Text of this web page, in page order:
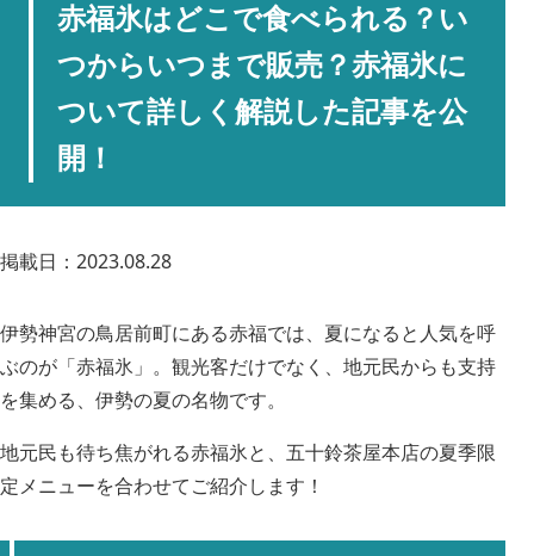
赤福氷はどこで食べられる？い
つからいつまで販売？赤福氷に
ついて詳しく解説した記事を公
開！
掲載日：2023.08.28
伊勢神宮の鳥居前町にある赤福では、夏になると人気を呼
ぶのが「赤福氷」。観光客だけでなく、地元民からも支持
を集める、伊勢の夏の名物です。
地元民も待ち焦がれる赤福氷と、五十鈴茶屋本店の夏季限
定メニューを合わせてご紹介します！